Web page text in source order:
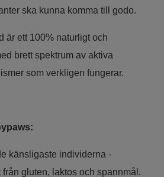
ska kunna komma till godo.
är ett 100% naturligt och
brett spektrum av aktiva
som verkligen fungerar.
känsligaste individerna -
från gluten, laktos och spannmål.